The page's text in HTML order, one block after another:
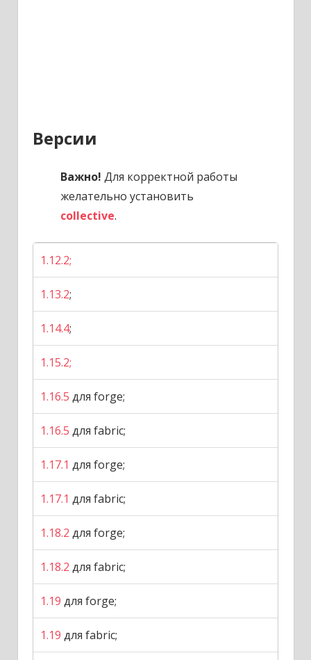
Версии
Важно! Для корректной работы
желательно установить
collective.
1.12.2;
1.13.2;
1.14.4;
1.15.2;
1.16.5 для forge;
1.16.5 для fabric;
1.17.1 для forge;
1.17.1 для fabric;
1.18.2 для forge;
1.18.2 для fabric;
1.19 для forge;
1.19 для fabric;